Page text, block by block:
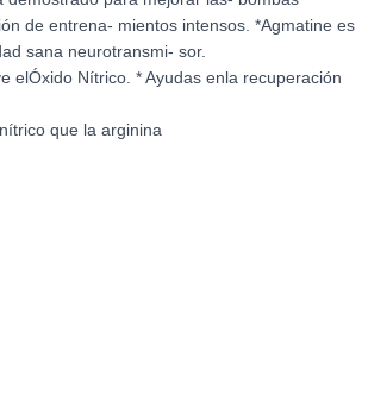
de entrena- mientos intensos. *Agmatine es
sana neurotransmi- sor.
elÓxido Nítrico. * Ayudas enla recuperación
que la arginina